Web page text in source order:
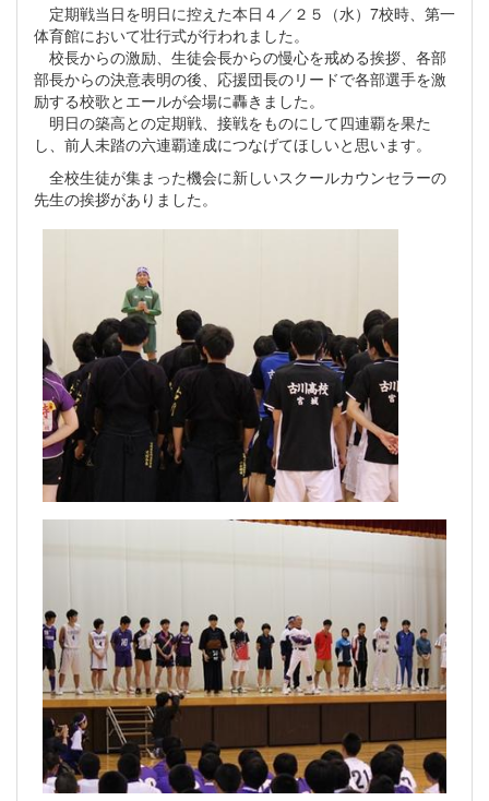
定期戦当日を明日に控えた本日４／２５（水）7校時、第一
体育館において壮行式が行われました。
校長からの激励、生徒会長からの慢心を戒める挨拶、各部
部長からの決意表明の後、応援団長のリードで各部選手を激
励する校歌とエールが会場に轟きました。
明日の築高との定期戦、接戦をものにして四連覇を果た
し、前人未踏の六連覇達成につなげてほしいと思います。
全校生徒が集まった機会に新しいスクールカウンセラーの
先生の挨拶がありました。